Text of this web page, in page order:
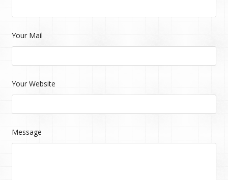
Your Mail
Your Website
Message